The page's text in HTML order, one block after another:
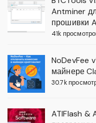
Antminer
прошивки
41k
NoDevFee
майнере
30.7k
ATIFlash &